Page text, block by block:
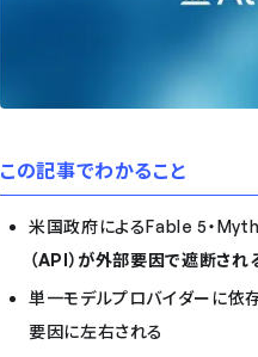
この記事でわかること
米国政府によるFable 5・
（API）が外部要因で遮断され
単一モデルプロバイダーに依存
要因に左右される